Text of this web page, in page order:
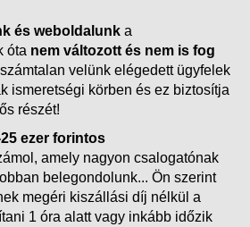
és weboldalunk a
óta nem változott és nem is fog
velünk elégedett ügyfelek
ismeretségi körben és ez biztosítja
részét!
ezer forintos
amely nagyon csalogatónak
belegondolunk... Ön szerint
megéri kiszállási díj nélkül a
1 óra alatt vagy inkább időzik